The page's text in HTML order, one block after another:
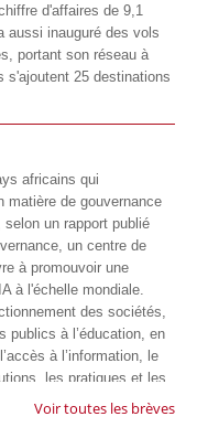
d'affaires de 9,1
aussi inauguré des vols
portant son réseau à
s'ajoutent 25 destinations
africains qui
matière de gouvernance
un rapport publié
un centre de
à promouvoir une
à l'échelle mondiale.
des sociétés,
publics à l’éducation, en
à l’information, le
les pratiques et les
un déploiement
Voir toutes les brèves